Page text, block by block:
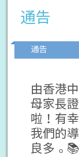
通告
通告
由香港
母家長
啦！有
我們的
良多。